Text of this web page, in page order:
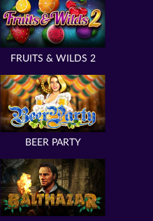
FRUITS & WILDS 2
BEER PARTY